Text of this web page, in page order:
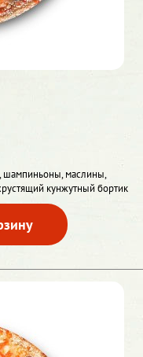
шампиньоны, маслины,
кунжутный бортик